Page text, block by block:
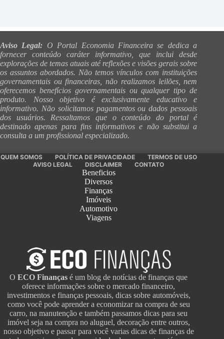
Aviso Legal: O Portal Economia Financeira se dedica a
fornecer conteúdo caráter informativo, que inclui desde
explorações de temas atuais até reflexões e visões gerais sobre
os assuntos abordados. Não temos vínculos com instituições
governamentais ou financeiras, não realizamos leilões, nem
oferecemos benefícios governamentais ou qualquer tipo de
produto. Nosso objetivo é exclusivamente educativo e
informativo. Não solicitamos pagamentos ou dados pessoais
dos usuários. Ressaltamos que o conteúdo do portal é
destinado apenas para fins informativos e não substitui a
consulta a um profissional especializado.
QUEM SOMOS POLÍTICA DE PRIVACIDADE
TERMOS DE USO
AVISO LEGAL
DISCLAIMER CONTATO
Beneficios
Diversos
Finanças
Imóveis
Automotivo
Viagens
OECO Finanças é um blog de notícias de finanças que
oferece informações sobre o mercado financeiro,
investimentos e finanças pessoais, dicas sobre automóveis,
como você pode aprender a economizar na compra de seu
carro, na manutenção e também passamos dicas para seu
imóvel seja na compra no aluguel, decoração entre outros,
nosso objetivo e passar para você varias dicas de finanças de